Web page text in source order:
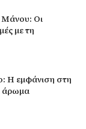
Οι
με τη
Η εμφάνιση στη
άρωμα